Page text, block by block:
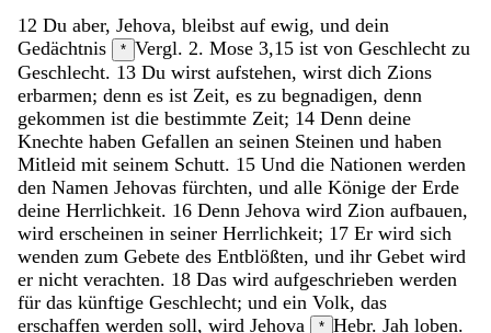
12 Du aber, Jehova, bleibst auf ewig, und dein
Gedächtnis
* Vergl. 2. Mose 3,15 ist von Geschlecht zu
Geschlecht. 13 Du wirst aufstehen, wirst dich Zions
erbarmen; denn es ist Zeit, es zu begnadigen, denn
gekommen ist die bestimmte Zeit; 14 Denn deine
Knechte haben Gefallen an seinen Steinen und haben
Mitleid mit seinem Schutt. 15 Und die Nationen werden
den Namen Jehovas fürchten, und alle Könige der Erde
deine Herrlichkeit. 16 Denn Jehova wird Zion aufbauen,
wird erscheinen in seiner Herrlichkeit; 17 Er wird sich
wenden zum Gebete des Entblößten, und ihr Gebet wird
er nicht verachten. 18 Das wird aufgeschrieben werden
für das künftige Geschlecht; und ein Volk, das
erschaffen werden soll, wird Jehova * Hebr. Jah loben.